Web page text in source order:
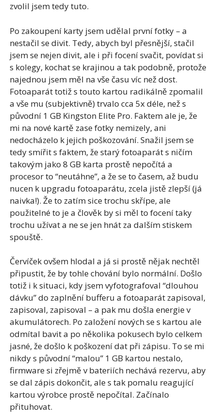
zvolil jsem tedy tuto.
Po zakoupení karty jsem udělal první fotky – a
nestačil se divit. Tedy, abych byl přesnější, stačil
jsem se nejen divit, ale i při focení svačit, povídat si
s kolegy, kochat se krajinou a tak podobně, protože
najednou jsem měl na vše času víc než dost.
Fotoaparát totiž s touto kartou radikálně zpomalil
a vše mu (subjektivně) trvalo cca 5x déle, než s
původní 1 GB Kingston Elite Pro. Faktem ale je, že
mi na nové kartě zase fotky nemizely, ani
nedocházelo k jejich poškozování. Snažil jsem se
tedy smířit s faktem, že starý fotoaparát s ničím
takovým jako 8 GB karta prostě nepočítá a
procesor to “neutáhne”, a že se to časem, až budu
nucen k upgradu fotoaparátu, zcela jistě zlepší (já
naivka!). Že to zatím sice trochu skřípe, ale
použitelné to je a člověk by si měl to focení taky
trochu užívat a ne se jen hnát za dalším stiskem
spouště.
Červíček ovšem hlodal a já si prostě nějak nechtěl
připustit, že by tohle chování bylo normální. Došlo
totiž i k situaci, kdy jsem vyfotografoval “dlouhou
dávku” do zaplnění bufferu a fotoaparát zapisoval,
zapisoval, zapisoval – a pak mu došla energie v
akumulátorech. Po založení nových se s kartou ale
odmítal bavit a po několika pokusech bylo celkem
jasné, že došlo k poškození dat při zápisu. To se mi
nikdy s původní “malou” 1 GB kartou nestalo,
firmware si zřejmě v bateriích nechává rezervu, aby
se dal zápis dokončit, ale s tak pomalu reagující
kartou výrobce prostě nepočítal. Začínalo
přituhovat.